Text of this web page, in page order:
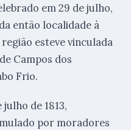
em 29 de julho,
então localidade à
região esteve vinculada
Campos dos
Frio.
de 1813,
por moradores